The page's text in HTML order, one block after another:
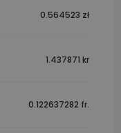
0.564523 zł
1.437871 kr
0.122637282 fr.